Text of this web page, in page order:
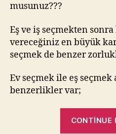
musunuz???
Eş ve iş seçmekten sonra
vereceğiniz en büyük
seçmek de benzer
Ev seçmek ile eş seçmek
benzerlikler var;
CONTINUE